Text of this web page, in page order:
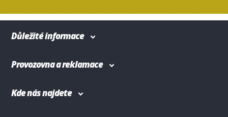
Důležité informace
Provozovna a reklamace
Kde nás najdete